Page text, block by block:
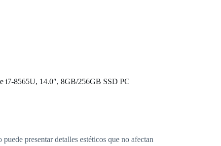
i7-8565U, 14.0″, 8GB/256GB SSD PC
presentar detalles estéticos que no afectan